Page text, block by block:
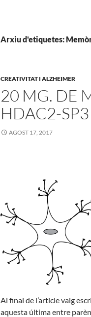
Arxiu d'etiquetes:
CREATIVITAT I ALZHEIMER
20 MG. DE
HDAC2-SP3
AGOST 17, 2017
Al final de l’article vaig
aquesta última entre